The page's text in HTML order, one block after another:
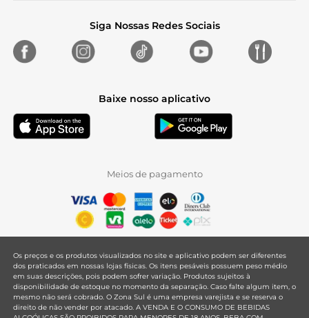
Siga Nossas Redes Sociais
Baixe nosso aplicativo
Meios de pagamento
Os preços e os produtos visualizados no site e aplicativo podem ser diferentes
dos praticados em nossas lojas físicas. Os itens pesáveis possuem peso médio
em suas descrições, pois podem sofrer variação. Produtos sujeitos à
disponibilidade de estoque no momento da separação. Caso falte algum item, o
mesmo não será cobrado. O Zona Sul é uma empresa varejista e se reserva o
direito de não vender por atacado. A VENDA E O CONSUMO DE BEBIDAS